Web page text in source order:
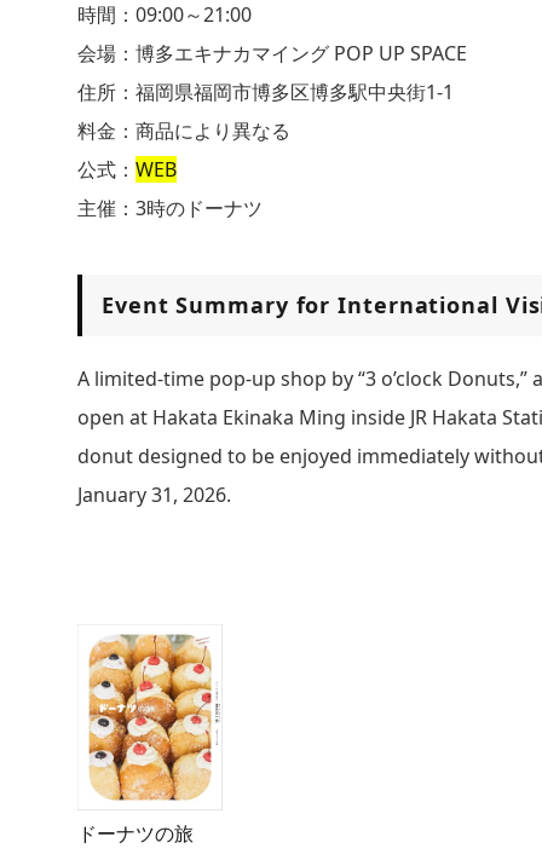
時間：09:00～21:00
会場：博多エキナカマイング POP UP SPACE
住所：福岡県福岡市博多区博多駅中央街1-1
料金：商品により異なる
公式： WEB
主催：3時のドーナツ
Event Summary for International
A limited-time pop-up shop by “3 o’clock
open at Hakata Ekinaka Ming inside JR Hakata
donut designed to be enjoyed immediately
January 31, 2026.
ドーナツの旅